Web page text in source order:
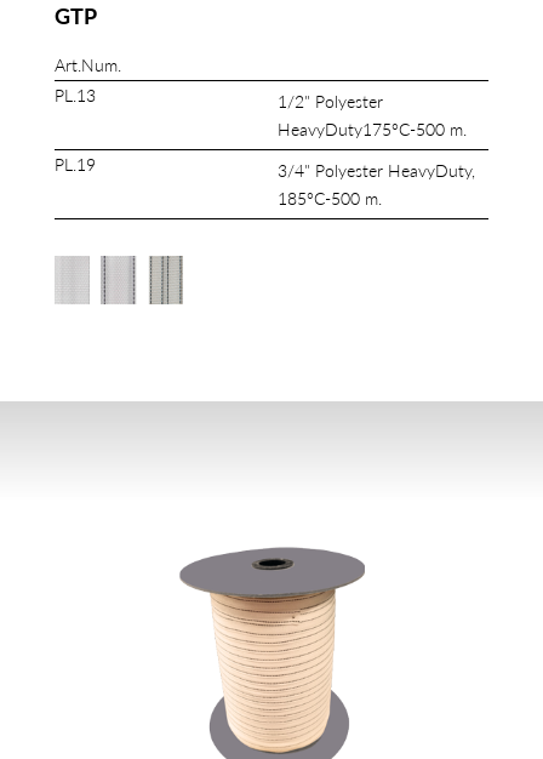
GTP
Art.Num.
PL.13
PL.19
1/2" Polyester
HeavyDuty175°C-500 m.
3/4" Polyester HeavyDuty,
185°C-500 m.